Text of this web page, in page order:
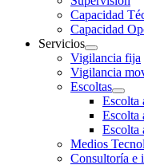
Capacidad
Capacidad
Servicios
Vigilancia fija
Vigilancia
Escoltas
Escolta
Escolta
Escolta
Medios
Consultoría e